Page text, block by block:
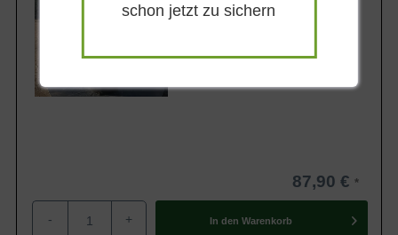
Frischgrün
87,90 €
- + In den Warenkorb
schon jetzt zu sichern